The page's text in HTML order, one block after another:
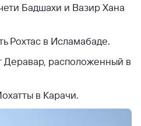
Бадшахи и Вазир Хана
Рохтас в Исламабаде.
расположенный в
в Карачи.